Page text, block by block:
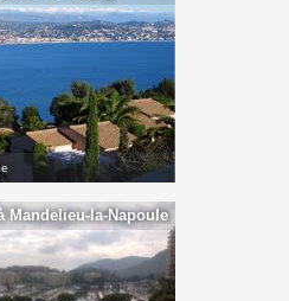
Mandelieu-la-Napoule